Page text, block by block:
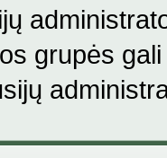
grupės